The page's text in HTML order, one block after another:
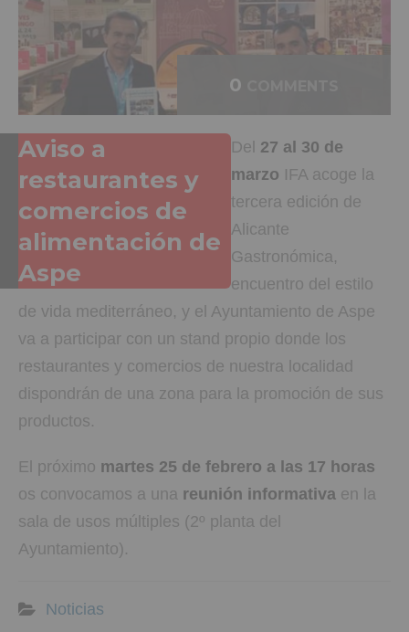
0
Aviso a
restaurantes y
comercios de
alimentación de
Aspe
Del 27 al 30 de
marzo IFA acoge la
tercera edición de
Alicante
Gastronómica,
encuentro del estilo
de vida mediterráneo, y el Ayuntamiento de Aspe
va a participar con un stand propio donde los
restaurantes y comercios de nuestra localidad
dispondrán de una zona para la promoción de sus
productos.
El próximo martes 25 de febrero a las 17 horas
os convocamos a una reunión informativa en la
sala de usos múltiples (2º planta del
Ayuntamiento).
Noticias